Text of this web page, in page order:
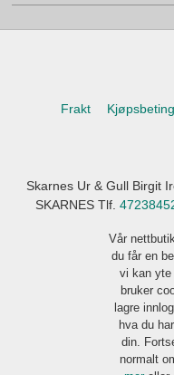
Frakt
Skarnes Ur & Gull Birgit
SKARNES Tlf.
Vår
du får en
vi kan yte
bruker
lagre
hva du
din.
normalt